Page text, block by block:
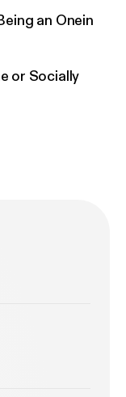
an Onein
or Socially